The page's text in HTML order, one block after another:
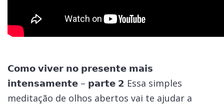
𝗖𝗼𝗺𝗼 𝘃𝗶𝘃𝗲𝗿 𝗻𝗼 𝗽𝗿𝗲𝘀𝗲𝗻𝘁𝗲 𝗺𝗮𝗶𝘀
𝗶𝗻𝘁𝗲𝗻𝘀𝗮𝗺𝗲𝗻𝘁𝗲 – 𝗽𝗮𝗿𝘁𝗲 𝟮 Essa simples
meditação de olhos abertos vai te ajudar a